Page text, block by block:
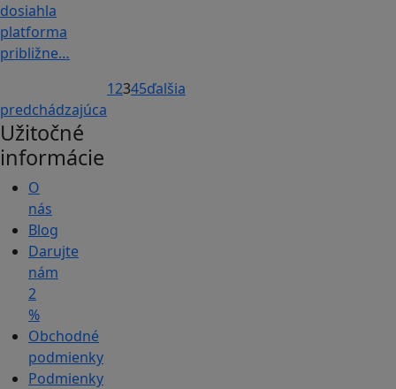
dosiahla
platforma
približne…
predchádzajúca
12345ďalšia
Užitočné
informácie
O
nás
Blog
Darujte
nám
2
%
Obchodné
podmienky
Podmienky